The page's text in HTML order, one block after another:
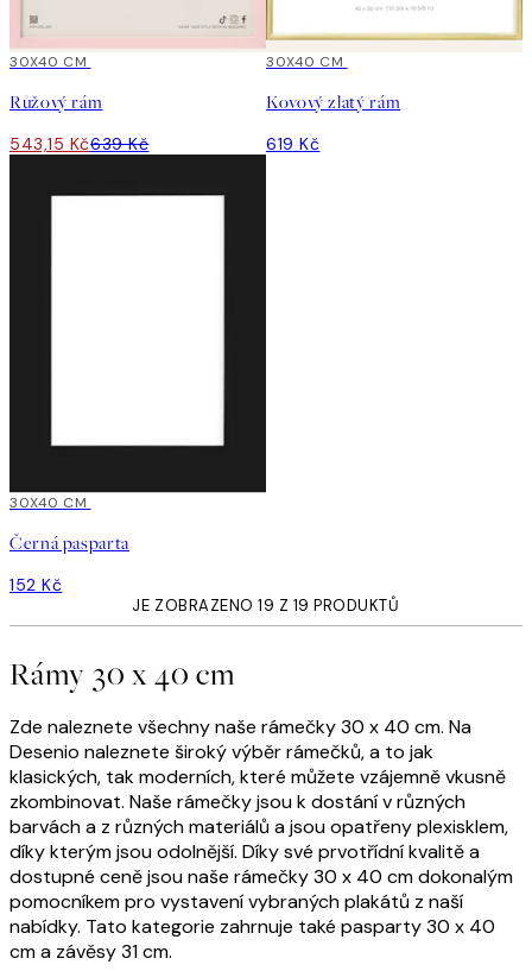
15%*
30X40 CM
Růžový rám
543,15 Kč639 Kč
30X40 CM
Kovový zlatý rám
619 Kč
30X40 CM
Černá pasparta
152 Kč
JE ZOBRAZENO 19 Z 19 PRODUKTŮ
Rámy 30 x 40 cm
Zde naleznete všechny naše rámečky 30 x 40 cm. Na
Desenio naleznete široký výběr rámečků, a to jak
klasických, tak moderních, které můžete vzájemně vkusně
zkombinovat. Naše rámečky jsou k dostání v různých
barvách a z různých materiálů a jsou opatřeny plexisklem,
díky kterým jsou odolnější. Díky své prvotřídní kvalitě a
dostupné ceně jsou naše rámečky 30 x 40 cm dokonalým
pomocníkem pro vystavení vybraných plakátů z naší
nabídky. Tato kategorie zahrnuje také pasparty 30 x 40
cm a závěsy 31 cm.